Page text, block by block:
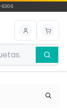
6306